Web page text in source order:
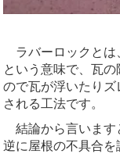
ラバーロックとは
という意味で、瓦
ので瓦が浮いたり
される工法です。
結論から言います
逆に屋根の不具合